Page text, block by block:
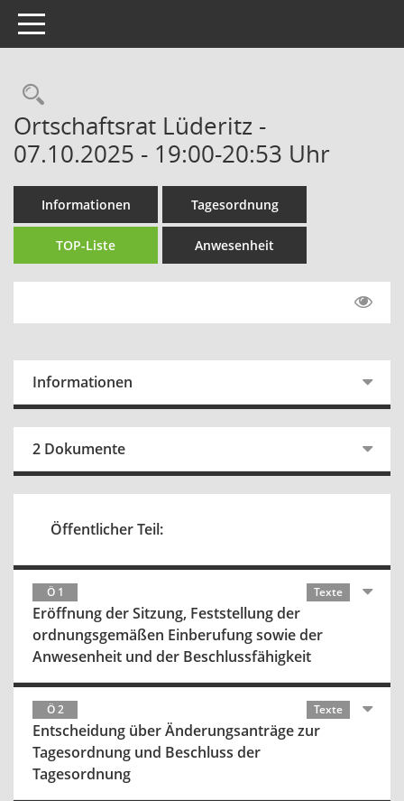
Toggle navigation
Rechercheauswahl
Ortschaftsrat Lüderitz -
07.10.2025 - 19:00-20:53 Uhr
Informationen Tagesordnung
TOP-Liste Anwesenheit
Informationen
2 Dokumente
Öffentlicher Teil:
Ö 1 Texte
Eröffnung der Sitzung, Feststellung der
ordnungsgemäßen Einberufung sowie der
Anwesenheit und der Beschlussfähigkeit
Ö 2 Texte
Entscheidung über Änderungsanträge zur
Tagesordnung und Beschluss der
Tagesordnung